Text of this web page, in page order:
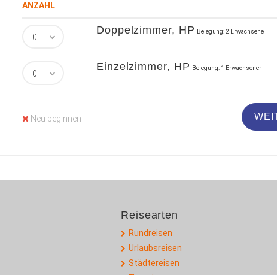
ANZAHL
Doppelzimmer, HP Belegung: 2 Erwachsene
Einzelzimmer, HP Belegung: 1 Erwachsener
Neu beginnen
Reisearten
Rundreisen
Urlaubsreisen
Städtereisen